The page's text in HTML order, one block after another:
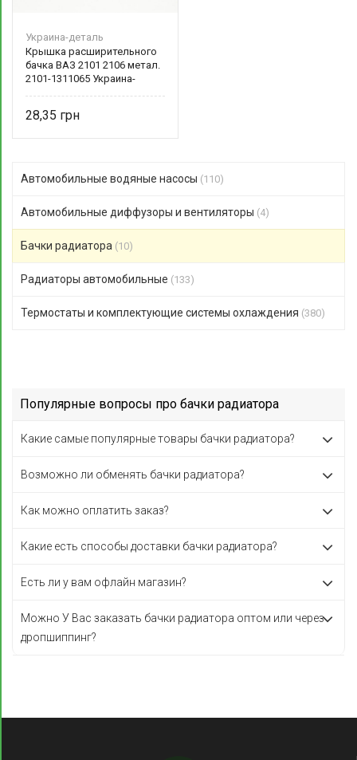
Украина-деталь
Крышка расширительного
бачка ВАЗ 2101 2106 метал.
2101-1311065 Украина-
28,35
Автомобильные водяные насосы (110)
Автомобильные диффузоры и вентиляторы (4)
Бачки радиатора (10)
Радиаторы автомобильные (133)
Термостаты и комплектующие системы охлаждения (380)
Популярные вопросы про бачки радиатора
Какие самые популярные товары бачки радиатора?
Возможно ли обменять бачки радиатора?
Как можно оплатить заказ?
Какие есть способы доставки бачки радиатора?
Есть ли у вам офлайн магазин?
Можно У Вас заказать бачки радиатора оптом или через
дропшиппинг?